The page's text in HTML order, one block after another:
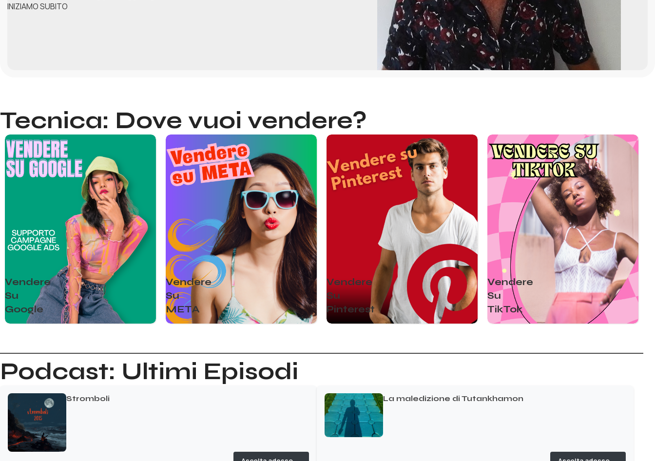
INIZIAMO SUBITO
Tecnica: Dove vuoi vendere?
Vendere
Su
Google
Vendere
Su
META
Vendere
Su
Pinterest
Vendere
Su
TikTok
Podcast: Ultimi Episodi
Stromboli La maledizione di Tutankhamon